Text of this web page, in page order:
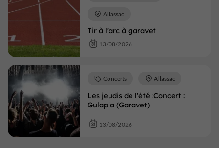
Tir à l'arc à garavet
Allassac
13/08/2026
Les jeudis de l'été :Concert :
Gulapia (Garavet)
Concerts Allassac
13/08/2026